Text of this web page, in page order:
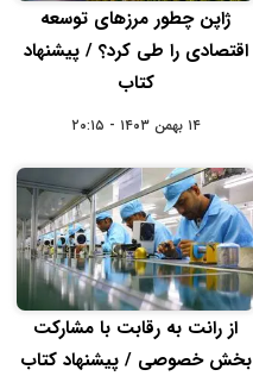
ژاپن چطور مرزهای توسعه
اقتصادی را طی کرد؟ / پیشنهاد
کتاب
۱۴ بهمن ۱۴۰۳ - ۲۰:۱۵
از رانت به رقابت با مشارکت
بخش خصوصی / پیشنهاد کتاب